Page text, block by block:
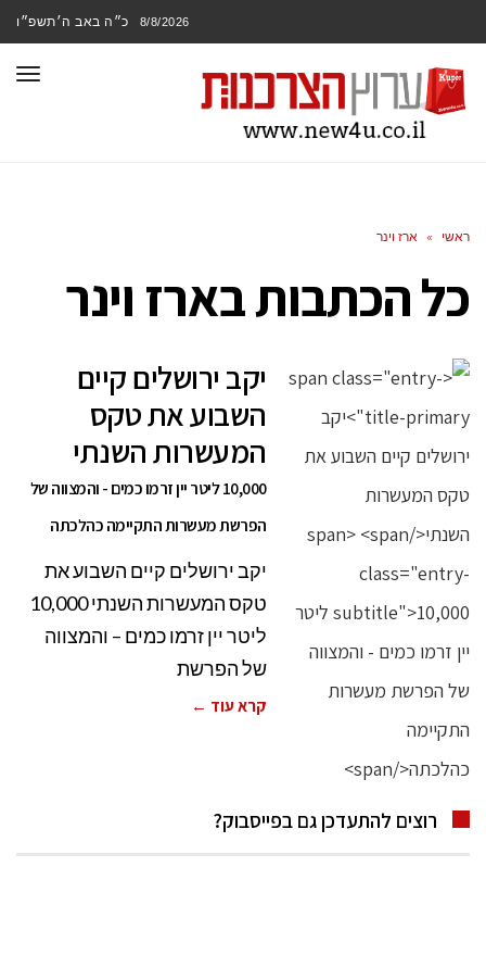
8/8/2026 כ״ה באב ה׳תשפ״ו
ראשי » ארז וינר
כל הכתבות בארז וינר
יקב ירושלים קיים
השבוע את טקס
המעשרות השנתי
10,000 ליטר יין זרמו כמים - והמצווה של
הפרשת מעשרות התקיימה כהלכתה
יקב ירושלים קיים השבוע את
טקס המעשרות השנתי 10,000
ליטר יין זרמו כמים – והמצווה
של הפרשת
קרא עוד ←
רוצים להתעדכן גם בפייסבוק?